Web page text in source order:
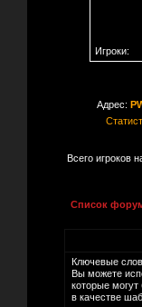
Игроки:
Адрес:
Всего игроков
Список
Ключевые
Вы можете
которые могут
в качестве